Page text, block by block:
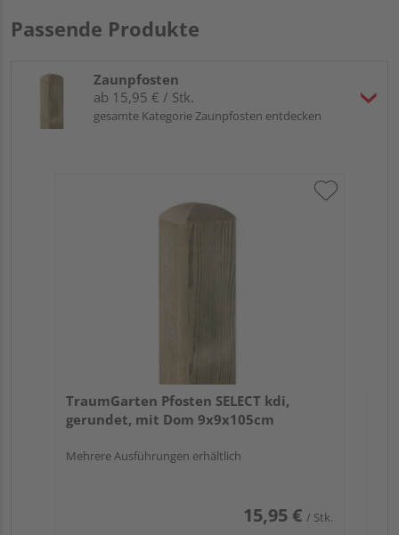
Passende Produkte
Zaunpfosten
ab 15,95 € / Stk.
gesamte Kategorie Zaunpfosten entdecken
TraumGarten Pfosten SELECT kdi,
gerundet, mit Dom 9x9x105cm
Mehrere Ausführungen erhältlich
15,95 € / Stk.